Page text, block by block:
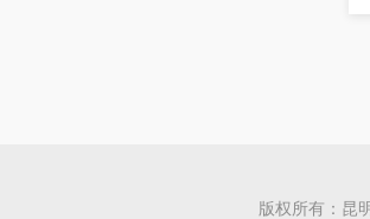
版权所有：昆